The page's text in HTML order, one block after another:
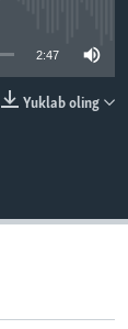
2:47
Yuklab oling